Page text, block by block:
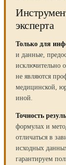
эксперта
Только для
и данные,
исключительно
не являются
медицинской,
иной.
Точность
формулах и
отличаться в
исходных
гарантируем